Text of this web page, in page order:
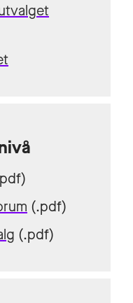
(.pdf)
(.pdf)